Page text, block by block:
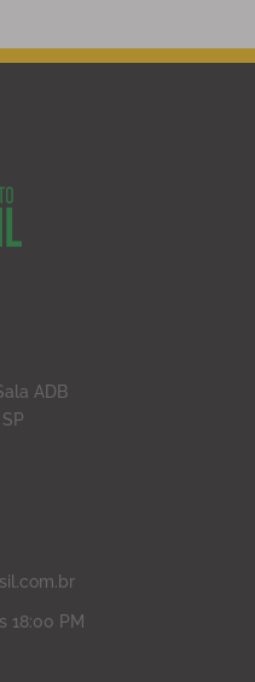
ADB
18:00 PM